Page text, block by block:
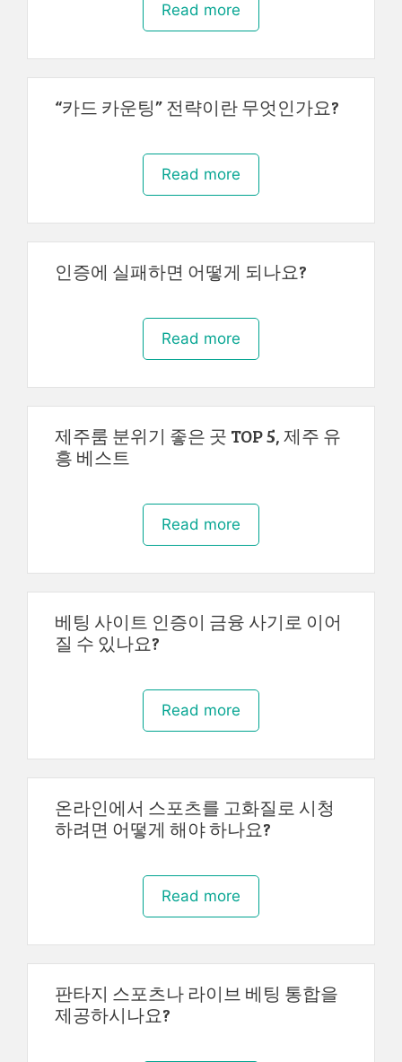
Read more
“카드 카운팅” 전략이란 무엇인가요?
Read more
인증에 실패하면 어떻게 되나요?
Read more
제주룸 분위기 좋은 곳 TOP 5, 제주 유
흥 베스트
Read more
베팅 사이트 인증이 금융 사기로 이어
질 수 있나요?
Read more
온라인에서 스포츠를 고화질로 시청
하려면 어떻게 해야 하나요?
Read more
판타지 스포츠나 라이브 베팅 통합을
제공하시나요?